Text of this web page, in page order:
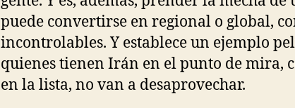
puede convertirse en regional o global,
incontrolables. Y establece un ejemplo
quienes tienen Irán en el punto de mira,
en la lista, no van a desaprovechar.